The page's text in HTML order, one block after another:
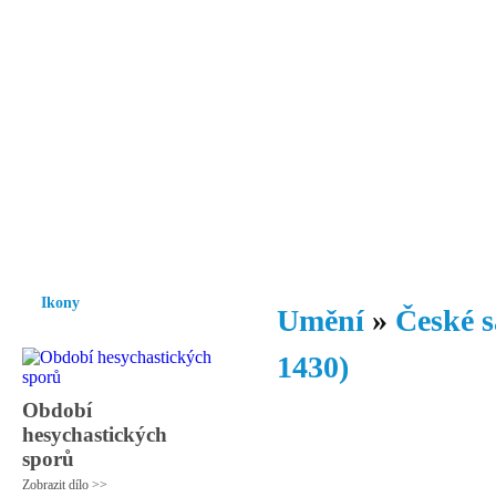
Ikony
Období
hesychastických
sporů
Zobrazit dílo >>
Umění » České
1430)